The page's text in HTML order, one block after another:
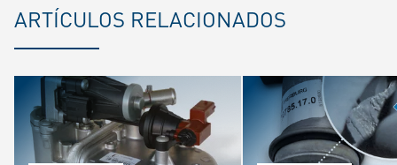
ARTÍCULOS RELACIONADOS